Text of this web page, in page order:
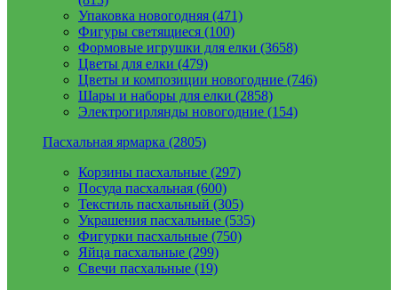
Упаковка новогодняя (471)
Фигуры светящиеся (100)
Формовые игрушки для елки (3658)
Цветы для елки (479)
Цветы и композиции новогодние (746)
Шары и наборы для елки (2858)
Электрогирлянды новогодние (154)
Пасхальная ярмарка (2805)
Корзины пасхальные (297)
Посуда пасхальная (600)
Текстиль пасхальный (305)
Украшения пасхальные (535)
Фигурки пасхальные (750)
Яйца пасхальные (299)
Свечи пасхальные (19)